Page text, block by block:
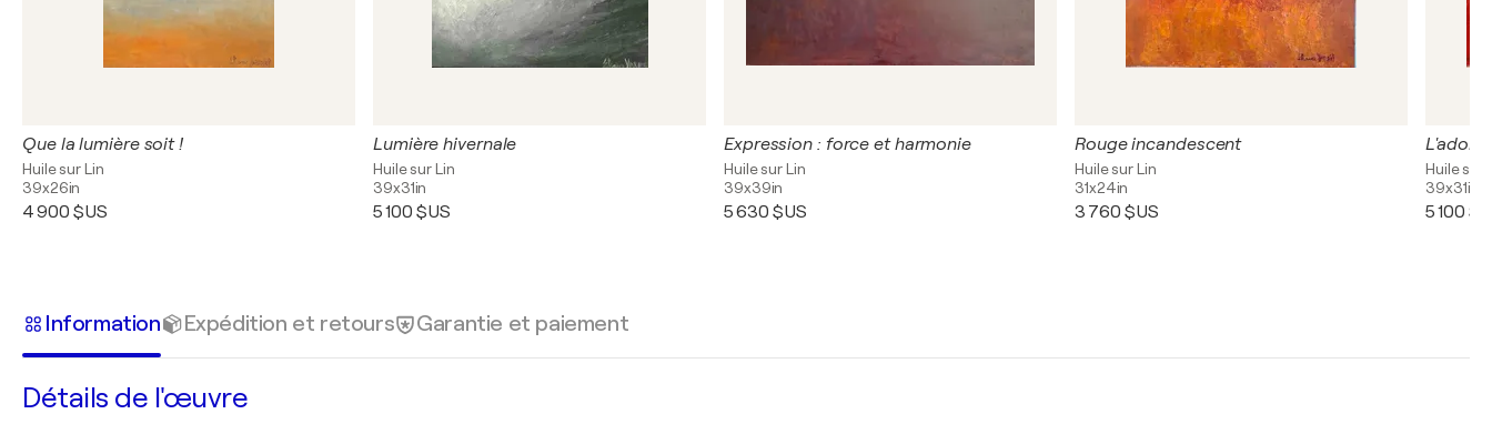
Que la lumière soit !
Huile sur Lin
39x26in
4 900 $US
Lumière hivernale
Huile sur Lin
39x31in
5 100 $US
Expression : force et harmonie
Huile sur Lin
39x39in
5 630 $US
Rouge incandescent
Huile sur Lin
31x24in
3 760 $US
Huile sur
39x31in
5 100
Information Expédition et retours Garantie et paiement
Détails de l'œuvre